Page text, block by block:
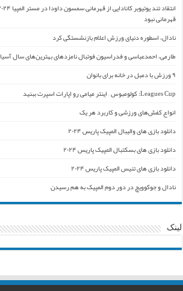
قهرمانی نبود
نادال، اسطوره دنیای ورزش اعلام بازنشستگی کرد
طارمی، احمدعباسی و فدراسیون فوتبال نامزدهای بهترین‌های سال آسیا
۹ ورزش با دمبل در خانه برای بانوان
Leagues Cup: کولومبوس – اینتر میامی رو اپارات اسپرت ببنید
انواع کفش‌های ورزشی و کاربرد هر یک
دانلود بازی های والیبال المپیک پاریس ۲۰۲۴
دانلود بازی های بسکتبال المپیک پاریس ۲۰۲۴
دانلود بازی های تنیس المپیک پاریس ۲۰۲۴
نادال و جوکوویچ در دور دوم المپیک به هم رسیدن
لینک